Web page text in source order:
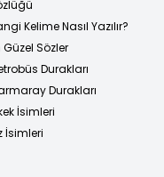
Kelime Nasıl Yazılır?
Güzel Sözler
Durakları
Durakları
İsimleri
İsimleri